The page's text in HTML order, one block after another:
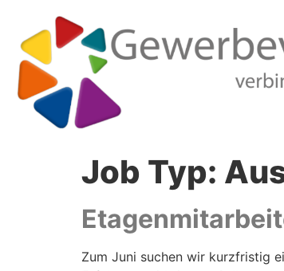
Job Typ:
Zum Juni suchen wir kurzfristig